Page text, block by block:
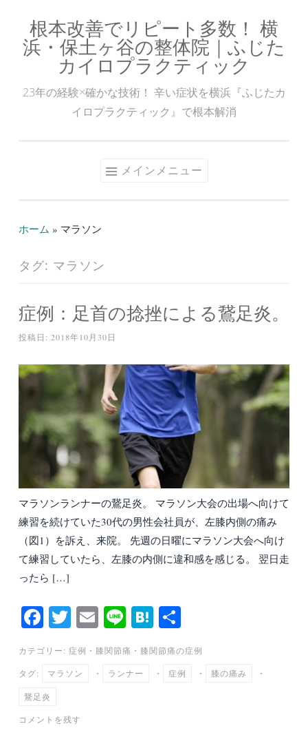
ン
根本改善でリピート多数！ 横
浜・保土ヶ谷の整体院｜ふじた
カイロプラクティック
23年の経験×確かな技術！ 辛い症状を横浜『ふじたカ
イロプラクティック』で根本解消
メインメニュー
ホーム » マラソン
タグ: マラソン
症例：足首の捻挫による鵞足炎。
投稿日: 2018年10月30日
マラソンランナーの鵞足炎。 マラソン大会の出場へ向けて
練習を続けていた30代の男性会社員が、左膝内側の痛み
（図1）を訴え、来院。 先週の日曜にマラソン大会へ向け
て練習していたら、左膝の内側に違和感を感じる。 翌日走
ったら […]
Fa
ce
bo
ok
T
wi
tte
r
E
m
ail
Li
ne
H
at
en
a
有
カテゴリー: 症例 ・ 膝関節痛 ・ 膝関節痛の症例
タグ: マラソン ・ ランナー ・ 症例 ・ 膝の痛み ・
鵞足炎
コメントを残す